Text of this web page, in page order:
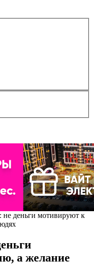
деньги мотивируют к
а желание